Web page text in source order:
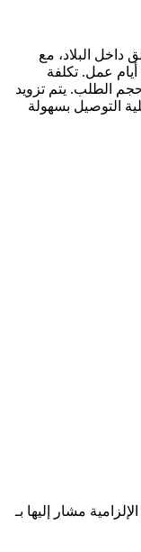
داخل البلاد، مع
توصيل الطلبات خلال مدة تتراوح بين 2 إلى 5 أيام عمل. تكلفة
الطلب. يتم تزويد
التوصيل بسهولة
مشار إليها بـ